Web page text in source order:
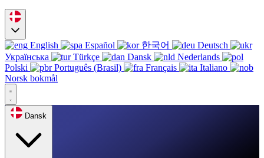
English Español 한국어
Deutsch
Українська
Türkçe Dansk
Nederlands
Polski
Português (Brasil) Français
Italiano
Norsk bokmål
Dansk